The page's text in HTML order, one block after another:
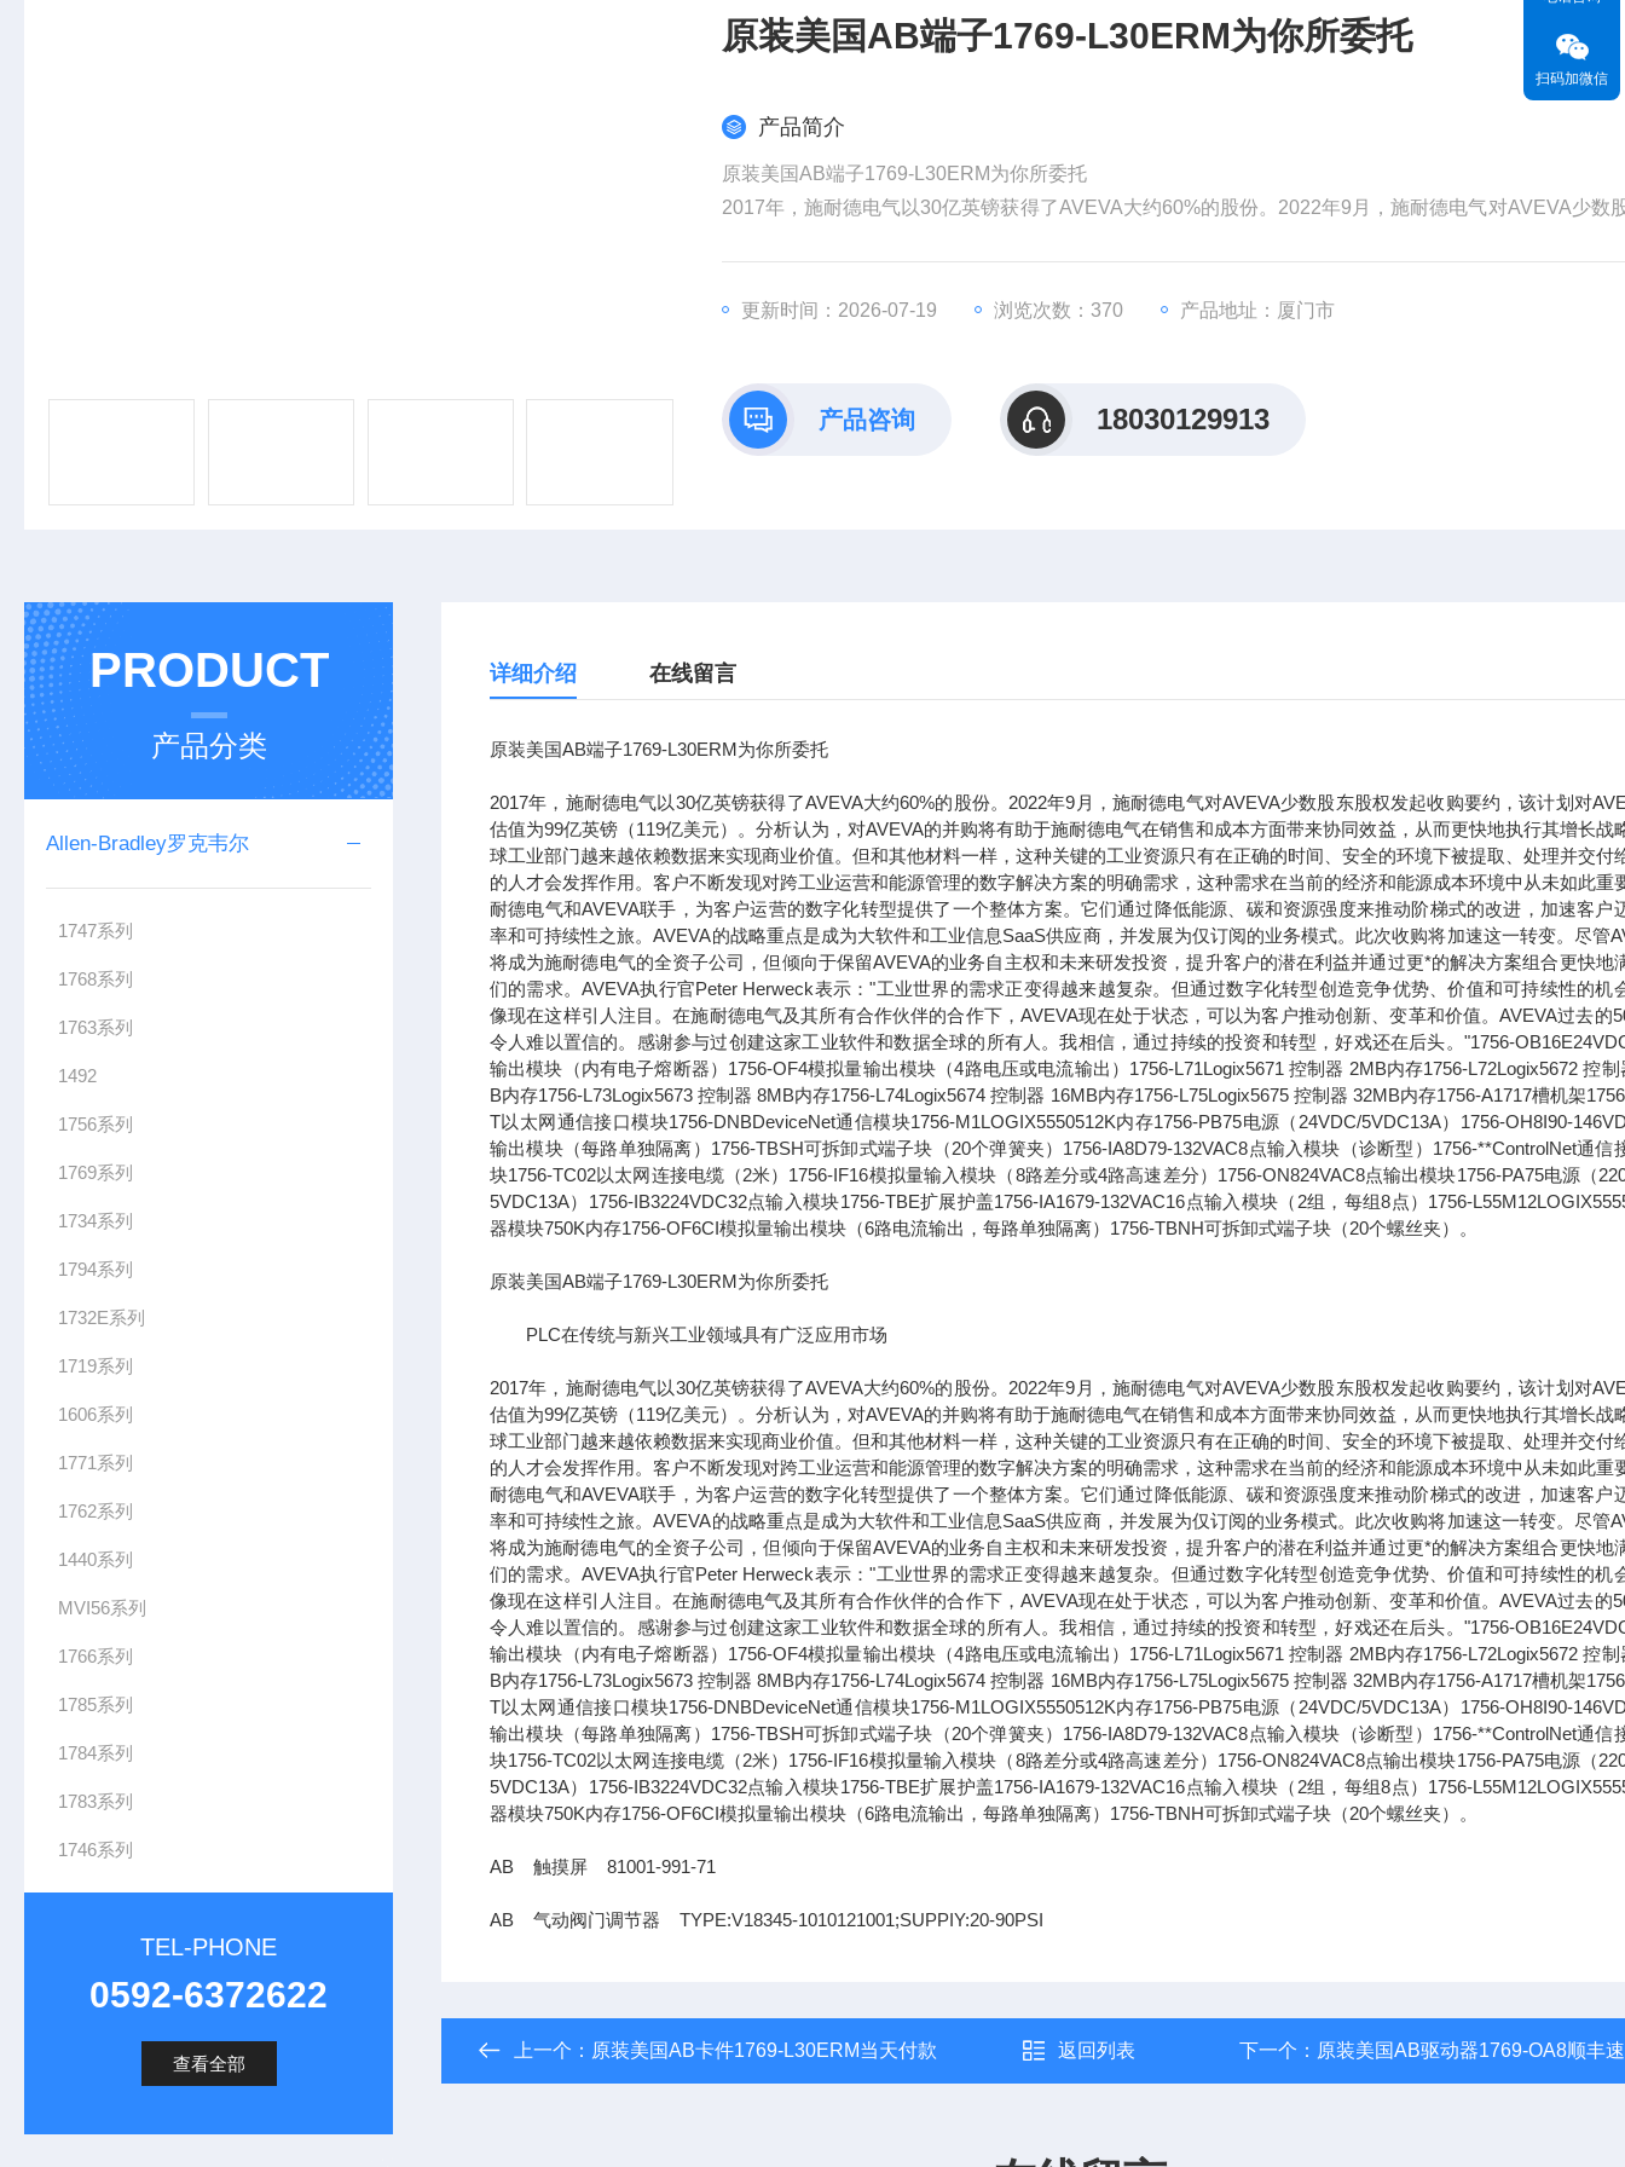
原装美国AB端子1769-L30ERM为你所委托
产品简介
原装美国AB端子1769-L30ERM为你所委托
2017年，施耐德电气以30亿英镑获得了AVEVA大约60%的股份。2022年9月，施耐德电气对AVEVA少数
全球工业部门越来越依赖数据来实现商业价值。但和其他材料一样，
更新时间：2026-07-19 浏览次数：370 产品地址：厦门市
产品咨询 18030129913
PRODUCT
产品分类
Allen-Bradley罗克韦尔
1747系列
1768系列
1763系列
1492
1756系列
1769系列
1734系列
1794系列
1732E系列
1719系列
1606系列
1771系列
1762系列
1440系列
MVI56系列
1766系列
1785系列
1784系列
1783系列
1746系列
TEL-PHONE
0592-6372622
查看全部
详细介绍 在线留言
原装美国AB端子1769-L30ERM为你所委托
2017年，施耐德电气以30亿英镑获得了AVEVA大约60%的股份。2022年9月，施耐德电气对AVEVA少数股东股权发起收购要约，该计划对
估值为99亿英镑（119亿美元）。分析认为，对AVEVA的并购将有助于施耐德电气在销售和成本方面带来协同效益，从而更快地执行其增长战
球工业部门越来越依赖数据来实现商业价值。但和其他材料一样，这种关键的工业资源只有在正确的时间、安全的环境下被提取、处理并交付
的人才会发挥作用。客户不断发现对跨工业运营和能源管理的数字解决方案的明确需求，这种需求在当前的经济和能源成本环境中从未如此重
耐德电气和AVEVA联手，为客户运营的数字化转型提供了一个整体方案。它们通过降低能源、碳和资源强度来推动阶梯式的改进，加速客户
率和可持续性之旅。AVEVA的战略重点是成为大软件和工业信息SaaS供应商，并发展为仅订阅的业务模式。此次收购将加速这一转变。尽管
将成为施耐德电气的全资子公司，但倾向于保留AVEVA的业务自主权和未来研发投资，提升客户的潜在利益并通过更*的解决方案组合更快地
们的需求。AVEVA执行官Peter Herweck表示："工业世界的需求正变得越来越复杂。但通过数字化转型创造竞争优势、价值和可持续性的机
像现在这样引人注目。在施耐德电气及其所有合作伙伴的合作下，AVEVA现在处于状态，可以为客户推动创新、变革和价值。AVEVA过去的
令人难以置信的。感谢参与过创建这家工业软件和数据全球的所有人。我相信，通过持续的投资和转型，好戏还在后头。"1756-
输出模块（内有电子熔断器）1756-OF4模拟量输出模块（4路电压或电流输出）1756-L71Logix5671 控制器 2MB内存1756-L72Logix5672 控制
B内存1756-L73Logix5673 控制器 8MB内存1756-L74Logix5674 控制器 16MB内存1756-L75Logix5675 控制器 32MB内存1756-A1717槽机架
T以太网通信接口模块1756-DNBDeviceNet通信模块1756-M1LOGIX5550512K内存1756-PB75电源（24VDC/5VDC13A）1756-OH8I90-
输出模块（每路单独隔离）1756-TBSH可拆卸式端子块（20个弹簧夹）1756-IA8D79-132VAC8点输入模块（诊断型）1756-**ControlNet通信
块1756-TC02以太网连接电缆（2米）1756-IF16模拟量输入模块（8路差分或4路高速差分）1756-ON824VAC8点输出模块1756-PA75电源（
5VDC13A）1756-IB3224VDC32点输入模块1756-TBE扩展护盖1756-IA1679-132VAC16点输入模块（2组，每组8点）1756-
器模块750K内存1756-OF6CI模拟量输出模块（6路电流输出，每路单独隔离）1756-TBNH可拆卸式端子块（20个螺丝夹）。
原装美国AB端子1769-L30ERM为你所委托
PLC在传统与新兴工业领域具有广泛应用市场
2017年，施耐德电气以30亿英镑获得了AVEVA大约60%的股份。2022年9月，施耐德电气对AVEVA少数股东股权发起收购要约，该计划对
估值为99亿英镑（119亿美元）。分析认为，对AVEVA的并购将有助于施耐德电气在销售和成本方面带来协同效益，从而更快地执行其增长战
球工业部门越来越依赖数据来实现商业价值。但和其他材料一样，这种关键的工业资源只有在正确的时间、安全的环境下被提取、处理并交付
的人才会发挥作用。客户不断发现对跨工业运营和能源管理的数字解决方案的明确需求，这种需求在当前的经济和能源成本环境中从未如此重
耐德电气和AVEVA联手，为客户运营的数字化转型提供了一个整体方案。它们通过降低能源、碳和资源强度来推动阶梯式的改进，加速客户
率和可持续性之旅。AVEVA的战略重点是成为大软件和工业信息SaaS供应商，并发展为仅订阅的业务模式。此次收购将加速这一转变。尽管
将成为施耐德电气的全资子公司，但倾向于保留AVEVA的业务自主权和未来研发投资，提升客户的潜在利益并通过更*的解决方案组合更快地
们的需求。AVEVA执行官Peter Herweck表示："工业世界的需求正变得越来越复杂。但通过数字化转型创造竞争优势、价值和可持续性的机
像现在这样引人注目。在施耐德电气及其所有合作伙伴的合作下，AVEVA现在处于状态，可以为客户推动创新、变革和价值。AVEVA过去的
令人难以置信的。感谢参与过创建这家工业软件和数据全球的所有人。我相信，通过持续的投资和转型，好戏还在后头。"1756-
输出模块（内有电子熔断器）1756-OF4模拟量输出模块（4路电压或电流输出）1756-L71Logix5671 控制器 2MB内存1756-L72Logix5672 控制
B内存1756-L73Logix5673 控制器 8MB内存1756-L74Logix5674 控制器 16MB内存1756-L75Logix5675 控制器 32MB内存1756-A1717槽机架
T以太网通信接口模块1756-DNBDeviceNet通信模块1756-M1LOGIX5550512K内存1756-PB75电源（24VDC/5VDC13A）1756-OH8I90-
输出模块（每路单独隔离）1756-TBSH可拆卸式端子块（20个弹簧夹）1756-IA8D79-132VAC8点输入模块（诊断型）1756-**ControlNet通信
块1756-TC02以太网连接电缆（2米）1756-IF16模拟量输入模块（8路差分或4路高速差分）1756-ON824VAC8点输出模块1756-PA75电源（
5VDC13A）1756-IB3224VDC32点输入模块1756-TBE扩展护盖1756-IA1679-132VAC16点输入模块（2组，每组8点）1756-
器模块750K内存1756-OF6CI模拟量输出模块（6路电流输出，每路单独隔离）1756-TBNH可拆卸式端子块（20个螺丝夹）。
AB 触摸屏 81001-991-71
AB 气动阀门调节器 TYPE:V18345-1010121001;SUPPIY:20-90PSI
上一个： 原装美国AB卡件1769-L30ERM当天付款 返回列表 下一个： 原装美国AB驱动器1769-OA8顺丰
扫码加微信